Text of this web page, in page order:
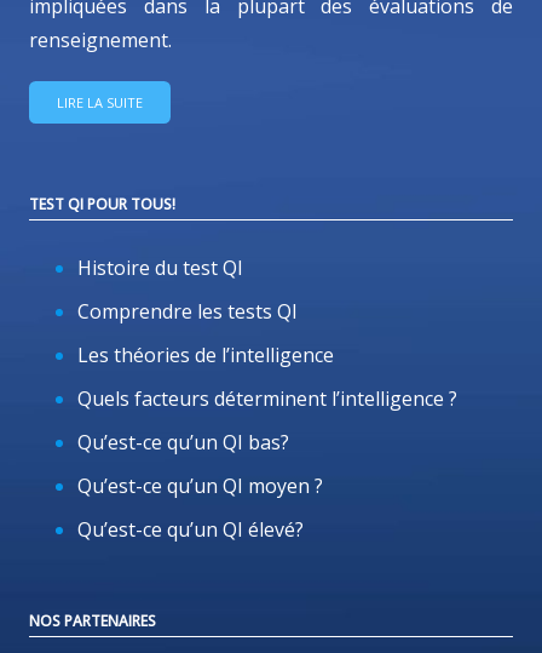
impliquées dans la plupart des évaluations de
renseignement.
LIRE LA SUITE
TEST QI POUR TOUS!
Histoire du test QI
Comprendre les tests QI
Les théories de l’intelligence
Quels facteurs déterminent l’intelligence ?
Qu’est-ce qu’un QI bas?
Qu’est-ce qu’un QI moyen ?
Qu’est-ce qu’un QI élevé?
NOS PARTENAIRES